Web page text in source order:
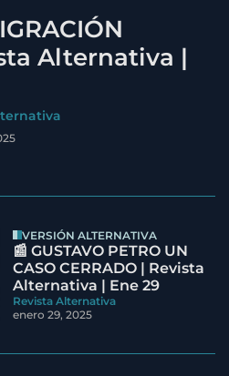
Alternativa |
VERSIÓN ALTERNATIVA
📰 GUSTAVO PETRO UN
CASO CERRADO | Revista
Alternativa | Ene 29
Revista Alternativa
enero 29, 2025